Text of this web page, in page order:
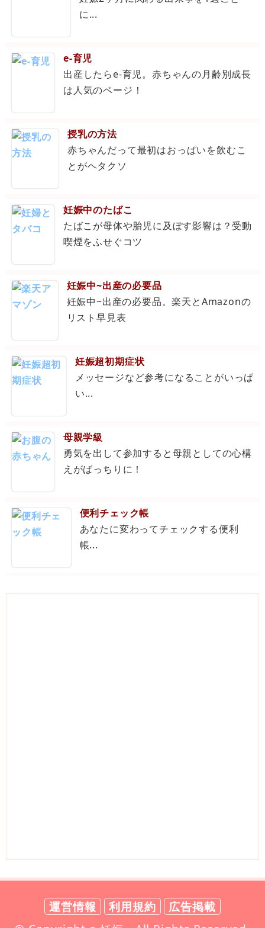
に...
e-育児
出産したらe-育児。赤ちゃんの月齢別成長
は人気のページ！
授乳の方法
赤ちゃんだって最初はおっぱいを飲むこ
とがヘタクソ
妊娠中のたばこ
たばこが母体や胎児に及ぼす影響は？受動
喫煙をふせぐコツ
妊娠中~出産の必要品
妊娠中~出産の必要品。楽天とAmazonの
リスト早見表
妊娠超初期症状
メッセージなど参考になることがいっぱ
い...
母親学級
勇気を出して参加すると母親としての心構
えがばっちりに！
便利チェック帳
あなたに変わってチェックする便利
帳...
運営情報 利用規約
広告掲載